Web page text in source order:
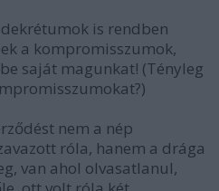
is rendben
a kompromisszumok,
saját magunkat! (Tényleg
nem a nép
róla, hanem a drága
van ahol olvasatlanul,